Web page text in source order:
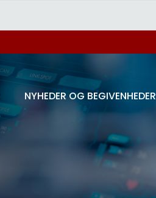
NYHEDER OG BEGIVENHEDER